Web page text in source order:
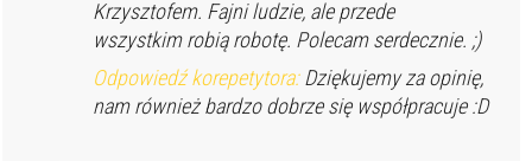
Krzysztofem. Fajni ludzie, ale przede
wszystkim robią robotę. Polecam serdecznie. ;)
Odpowiedź korepetytora:Dziękujemy za opinię,
nam również bardzo dobrze się współpracuje :D